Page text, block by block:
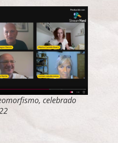
celebrado